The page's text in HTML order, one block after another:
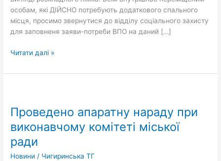
особам, які ДІЙСНО потребують додаткового спального
місця, просимо звернутися до відділу соціального захисту
для заповненя заяви-потреби ВПО на даний […]
Читати далі »
Проведено апаратну нараду при
виконавчому комітеті міської
ради
Новини / Чигиринська ТГ
нараду
виконавчому
комітеті
міської